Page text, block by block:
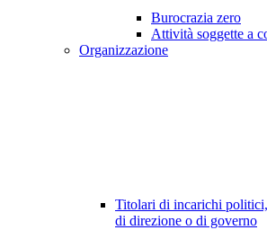
Burocrazia zero
Attività soggette a
Organizzazione
Titolari di incarichi
di direzione o di governo